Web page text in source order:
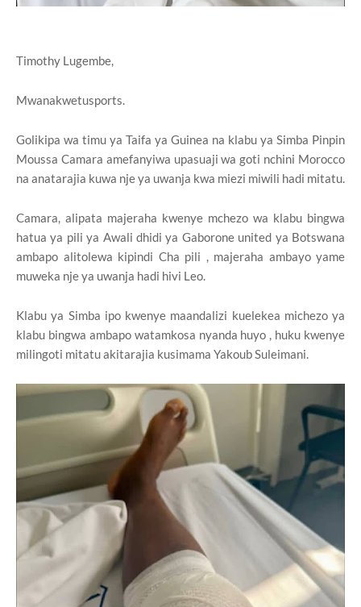
Timothy Lugembe,
Mwanakwetusports.
Golikipa wa timu ya Taifa ya Guinea na klabu ya Simba Pinpin
Moussa Camara amefanyiwa upasuaji wa goti nchini Morocco
na anatarajia kuwa nje ya uwanja kwa miezi miwili hadi mitatu.
Camara, alipata majeraha kwenye mchezo wa klabu bingwa
hatua ya pili ya Awali dhidi ya Gaborone united ya Botswana
ambapo alitolewa kipindi Cha pili , majeraha ambayo yame
muweka nje ya uwanja hadi hivi Leo.
Klabu ya Simba ipo kwenye maandalizi kuelekea michezo ya
klabu bingwa ambapo watamkosa nyanda huyo , huku kwenye
milingoti mitatu akitarajia kusimama Yakoub Suleimani.